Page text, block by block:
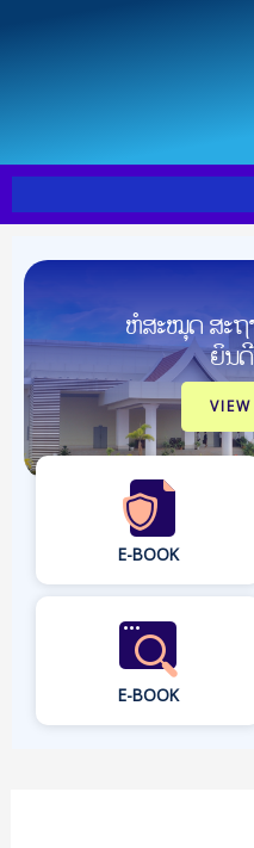
ຫໍສະໝຸດ ສະຖ
ຍິນ
E-BOOK
E-BOOK